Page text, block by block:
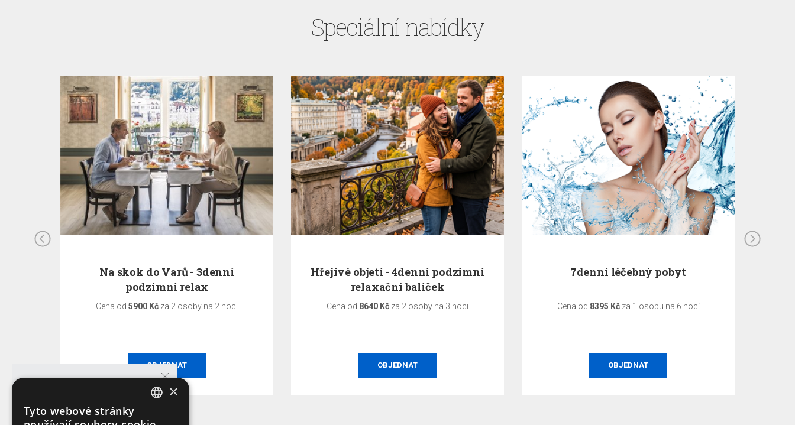
GARANCE NEJNIŽŠÍ CENY!
Speciální nabídky
Na skok do Varů - 3denní
podzimní relax
Cena od 5900 Kč za 2 osoby na 2 noci
OBJEDNAT
Hřejivé objetí - 4denní podzimní
relaxační balíček
Cena od 8640 Kč za 2 osoby na 3 noci
OBJEDNAT
7denní léčebný pobyt
Cena od 8395 Kčza 1 osobu na 6 nocí
OBJEDNAT
×
Tyto webové stránky